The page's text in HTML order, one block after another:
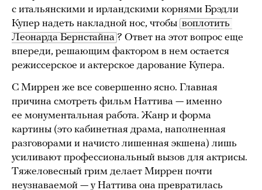
с итальянскими и ирландскими корнями Брэдли
Купер надеть накладной нос, чтобы воплотить
Леонарда Бернстайна ? Ответ на этот вопрос еще
впереди, решающим фактором в нем остается
режиссерское и актерское дарование Купера.
С Миррен же все совершенно ясно. Главная
причина смотреть фильм Наттива — именно
ее монументальная работа. Жанр и форма
картины (это кабинетная драма, наполненная
разговорами и начисто лишенная экшена) лишь
усиливают профессиональный вызов для актрисы.
Тяжеловесный грим делает Миррен почти
неузнаваемой — у Наттива она превратилась